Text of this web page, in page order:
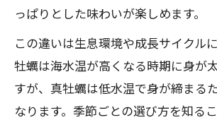
っぱりとした味わいが楽しめます。
この違いは生息環境や成長サイクル
牡蠣は海水温が高くなる時期に身が
すが、真牡蠣は低水温で身が締まる
なります。季節ごとの選び方を知る